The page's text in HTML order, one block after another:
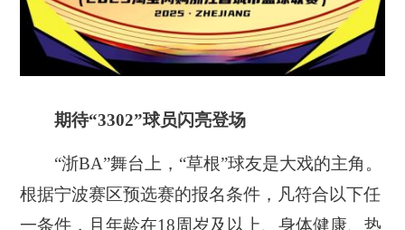
期待“3302”球员闪亮登场
“浙BA”舞台上，“草根”球友是大戏的主角。
根据宁波赛区预选赛的报名条件，凡符合以下任
一条件，且年龄在18周岁及以上、身体健康、热